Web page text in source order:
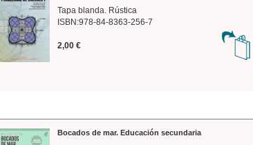
Tapa blanda. Rústica
ISBN:978-84-8363-256-7
2,00 €
Bocados de mar. Educación secundaria